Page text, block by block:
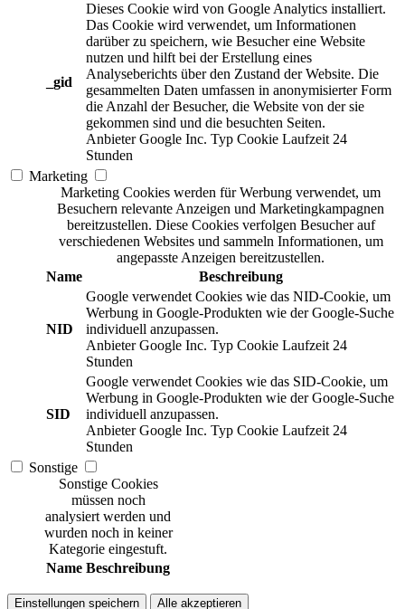
_gid
Dieses Cookie wird von Google Analytics installiert.
Das Cookie wird verwendet, um Informationen
darüber zu speichern, wie Besucher eine Website
nutzen und hilft bei der Erstellung eines
Analyseberichts über den Zustand der Website. Die
gesammelten Daten umfassen in anonymisierter Form
die Anzahl der Besucher, die Website von der sie
gekommen sind und die besuchten Seiten.
Anbieter Google Inc. Typ Cookie Laufzeit 24
Stunden
Marketing
Marketing Cookies werden für Werbung verwendet, um
Besuchern relevante Anzeigen und Marketingkampagnen
bereitzustellen. Diese Cookies verfolgen Besucher auf
verschiedenen Websites und sammeln Informationen, um
angepasste Anzeigen bereitzustellen.
Name
Beschreibung
NID
Google verwendet Cookies wie das NID-Cookie, um
Werbung in Google-Produkten wie der Google-Suche
individuell anzupassen.
Anbieter Google Inc. Typ Cookie Laufzeit 24
Stunden
SID
Google verwendet Cookies wie das SID-Cookie, um
Werbung in Google-Produkten wie der Google-Suche
individuell anzupassen.
Anbieter Google Inc. Typ Cookie Laufzeit 24
Stunden
Sonstige
Sonstige Cookies
müssen noch
analysiert werden und
wurden noch in keiner
Kategorie eingestuft.
Name Beschreibung
Einstellungen speichern Alle akzeptieren